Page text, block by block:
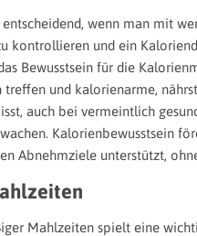
wenn man mit
kontrollieren und ein
Bewusstsein für die
treffen und kalorienarme,
auch bei vermeintlich
Kalorienbewusstsein
Abnehmziele unterstützt,
Mahlzeiten spielt eine